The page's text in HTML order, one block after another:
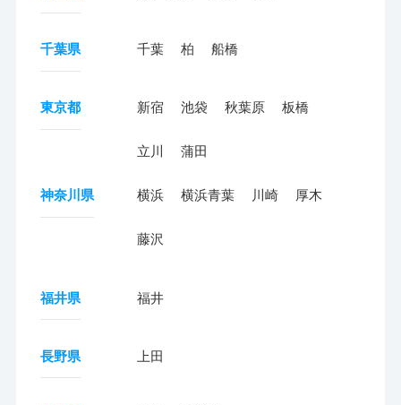
千葉県 千葉 柏 船橋
東京都 新宿 池袋 秋葉原 板橋
立川 蒲田
神奈川県 横浜 横浜青葉 川崎 厚木
藤沢
福井県 福井
長野県 上田